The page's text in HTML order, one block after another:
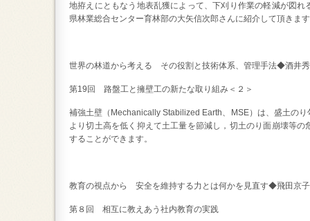
地拵えにともなう地表乱獲によって、下刈り作業の軽減が図
県林業総合センター育林部の大矢信次郎さんに紹介して頂きま
世界の林道から考える その役割と技術体系、管理手法◆酒井
第19回 路盤工と擁壁工の新たな取り組み＜２＞
補強土壁（Mechanically Stabilized Earth、MSE）は、盛土の
より切土高を低く抑えて土工量を節減し，切土のり面崩壊等
することができます。
教育の視点から 安全を維持する力とは何かを見直す◆飛田京
第８回 相互に教えあう社内教育の実践